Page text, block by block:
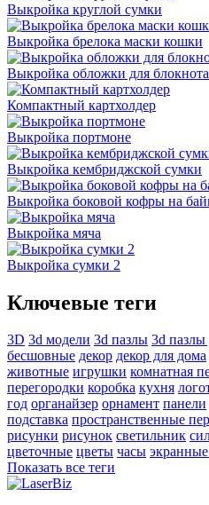
Выкройка круглой сумки
Выкройка брелока маски кошки
Выкройка обложки для блокнота
Компактный картхолдер
Выкройка портмоне
Выкройка кембриджской сумки
Выкройка боковой кофры на
Выкройка мяча
Выкройка сумки 2
Ключевые теги
3D 3d модели 3d пазлы 3d пазлы
бесшовные декор декор для дома
животные игрушки комнатная
перегородки коробка кухня
год органайзер орнамент панели
подставка пространственные
рисунки рисунок светильник
цветочные цветы часы
Показать все теги